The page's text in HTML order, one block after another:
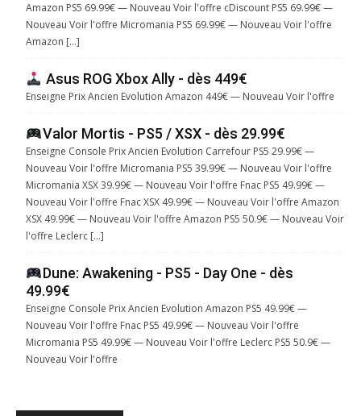
Amazon PS5 69.99€ — Nouveau Voir l'offre cDiscount PS5 69.99€ —
Nouveau Voir l'offre Micromania PS5 69.99€ — Nouveau Voir l'offre
Amazon […]
Asus ROG Xbox Ally - dès 449€
Enseigne Prix Ancien Evolution Amazon 449€ — Nouveau Voir l'offre
Valor Mortis - PS5 / XSX - dès 29.99€
Enseigne Console Prix Ancien Evolution Carrefour PS5 29.99€ —
Nouveau Voir l'offre Micromania PS5 39.99€ — Nouveau Voir l'offre
Micromania XSX 39.99€ — Nouveau Voir l'offre Fnac PS5 49.99€ —
Nouveau Voir l'offre Fnac XSX 49.99€ — Nouveau Voir l'offre Amazon
XSX 49.99€ — Nouveau Voir l'offre Amazon PS5 50.9€ — Nouveau Voir
l'offre Leclerc […]
Dune: Awakening - PS5 - Day One - dès
49.99€
Enseigne Console Prix Ancien Evolution Amazon PS5 49.99€ —
Nouveau Voir l'offre Fnac PS5 49.99€ — Nouveau Voir l'offre
Micromania PS5 49.99€ — Nouveau Voir l'offre Leclerc PS5 50.9€ —
Nouveau Voir l'offre